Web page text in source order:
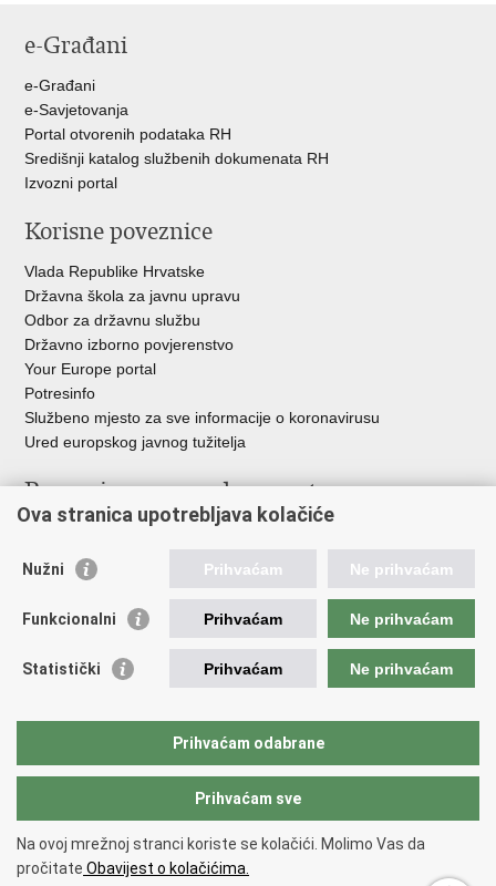
FacebookuTwitteru
e-Građani
e-Građani
e-Savjetovanja
Portal otvorenih podataka RH
Središnji katalog službenih dokumenata RH
Izvozni portal
Korisne poveznice
Vlada Republike Hrvatske
Državna škola za javnu upravu
Odbor za državnu službu
Državno izborno povjerenstvo
Your Europe portal
Potresinfo
Službeno mjesto za sve informacije o koronavirusu
Ured europskog javnog tužitelja
Poveznice pravosudnog sustava
Državno odvjetništvo
Ured za suzbijanje korupcije i organiziranog kriminaliteta
Državnoodvjetničko vijeće
Hrvatska odvjetnička komora
Europski pravosudni portal
Copyright © 2026 Ministarstvo pravosuđa, uprave i digitalne
transformacije Republike Hrvatske.
pristupačnosti.
Ova stranica upotrebljava kolačiće
Nužni Prihvaćam Ne prihvaćam
Funkcionalni Prihvaćam Ne prihvaćam
Statistički Prihvaćam Ne prihvaćam
Prihvaćam odabrane
Prihvaćam sve
Na ovoj mrežnoj stranci koriste se kolačići. Molimo Vas da
pročitate Obavijest o kolačićima.